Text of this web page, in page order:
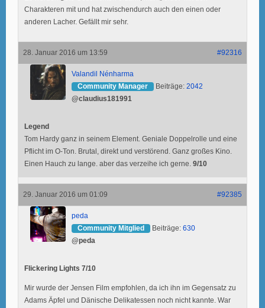
Charakteren mit und hat zwischendurch auch den einen oder
anderen Lacher. Gefällt mir sehr.
28. Januar 2016 um 13:59 #92316
Valandil Nénharma
Community Manager
Beiträge: 2042
@claudius181991
Legend
Tom Hardy ganz in seinem Element. Geniale Doppelrolle und eine
Pflicht im O-Ton. Brutal, direkt und verstörend. Ganz großes Kino.
Einen Hauch zu lange. aber das verzeihe ich gerne. 9/10
29. Januar 2016 um 01:09 #92385
peda
Community Mitglied
Beiträge: 630
@peda
Flickering Lights 7/10
Mir wurde der Jensen Film empfohlen, da ich ihn im Gegensatz zu
Adams Äpfel und Dänische Delikatessen noch nicht kannte. War